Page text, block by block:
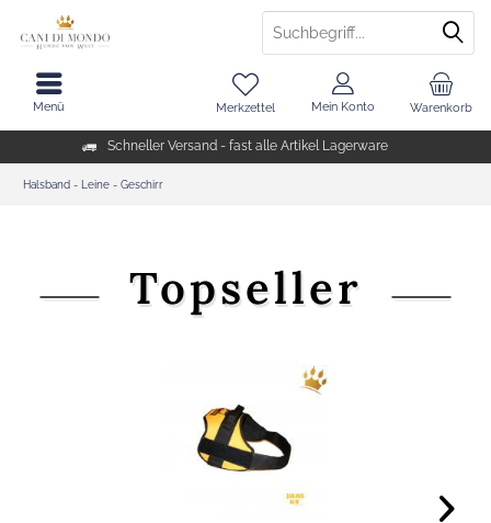
Schneller Versand - fast alle Artikel Lagerware
Warenkorb
Merkzettel Mein Konto
Menü
Halsband - Leine - Geschirr
Topseller